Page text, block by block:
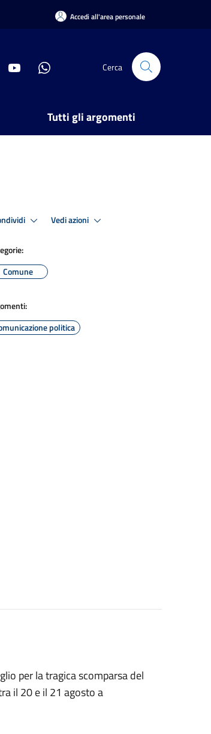
Accedi all'area personale
Cerca
Tutti gli argomenti
Vedi azioni
Comune
politica
per la tragica scomparsa del
il 20 e il 21 agosto a